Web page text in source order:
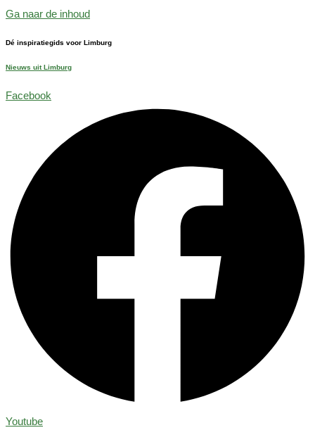
Ga naar de inhoud
Dé inspiratiegids voor Limburg
Nieuws uit Limburg
Facebook
Youtube